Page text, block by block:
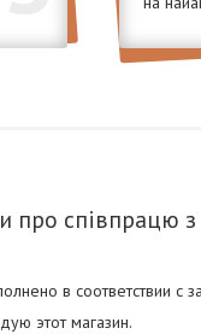
про співпрацю
в соответствии с
этот магазин.